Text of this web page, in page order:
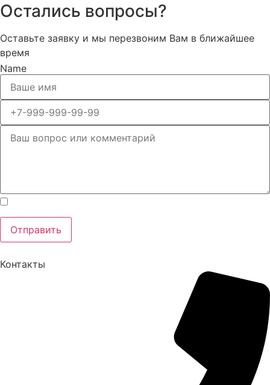
Остались вопросы?
Оставьте заявку и мы перезвоним Вам в ближайшее
время
Name
Отправить
Контакты